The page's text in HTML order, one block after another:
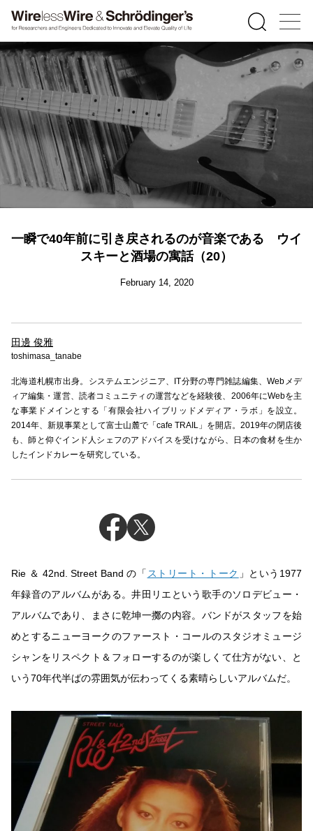
一瞬で40年前に引き戻されるのが音楽である ウイ
スキーと酒場の寓話（20）
February 14, 2020
田邊 俊雅
toshimasa_tanabe
北海道札幌市出身。システムエンジニア、IT分野の専門雑誌編集、Webメデ
ィア編集・運営、読者コミュニティの運営などを経験後、2006年にWebを主
な事業ドメインとする「有限会社ハイブリッドメディア・ラボ」を設立。
2014年、新規事業として富士山麓で「cafe TRAIL」を開店。2019年の閉店後
も、師と仰ぐインド人シェフのアドバイスを受けながら、日本の食材を生か
したインドカレーを研究している。
Rie ＆ 42nd. Street Band の「 ストリート・トーク 」という1977
年録音のアルバムがある。井田リエという歌手のソロデビュー・
アルバムであり、まさに乾坤一擲の内容。バンドがスタッフを始
めとするニューヨークのファースト・コールのスタジオミュージ
シャンをリスペクト＆フォローするのが楽しくて仕方がない、と
いう70年代半ばの雰囲気が伝わってくる素晴らしいアルバムだ。